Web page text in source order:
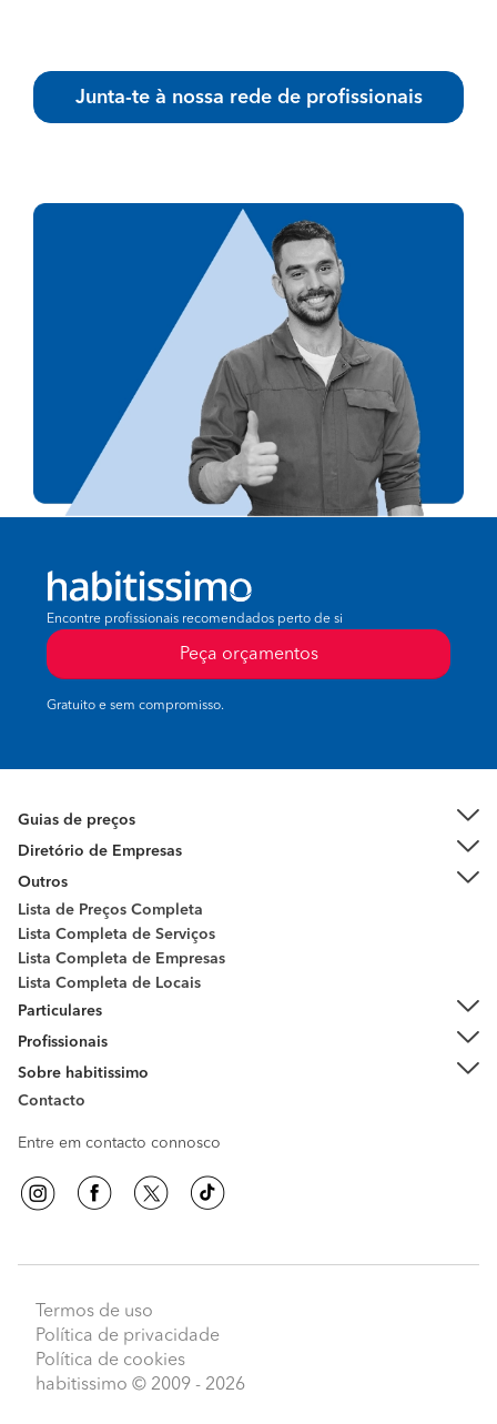
Junta-te à nossa rede de profissionais
Encontre profissionais recomendados perto de si
Peça orçamentos
Gratuito e sem compromisso.
Guias de preços
Diretório de Empresas
Outros
Lista de Preços Completa
Lista Completa de Serviços
Lista Completa de Empresas
Lista Completa de Locais
Particulares
Profissionais
Sobre habitissimo
Contacto
Entre em contacto connosco
Termos de uso
Política de privacidade
Política de cookies
habitissimo © 2009 - 2026